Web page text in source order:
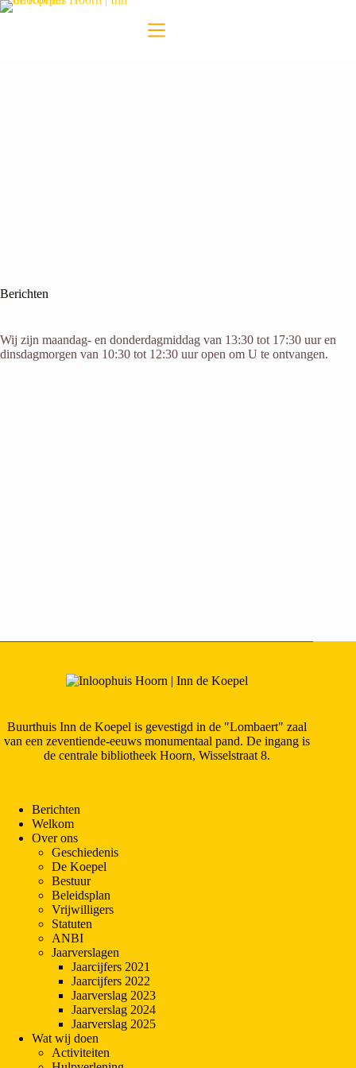
Berichten
Wij zijn maandag- en donderdagmiddag van 13:30 tot 17:30 uur en
dinsdagmorgen van 10:30 tot 12:30 uur open om U te ontvangen.
Buurthuis Inn de Koepel is gevestigd in de "Lombaert" zaal
van een zeventiende-eeuws monumentaal pand. De ingang is
de centrale bibliotheek Hoorn, Wisselstraat 8.
Berichten
Welkom
Over ons
Geschiedenis
De Koepel
Bestuur
Beleidsplan
Vrijwilligers
Statuten
ANBI
Jaarverslagen
Jaarcijfers 2021
Jaarcijfers 2022
Jaarverslag 2023
Jaarverslag 2024
Jaarverslag 2025
Wat wij doen
Activiteiten